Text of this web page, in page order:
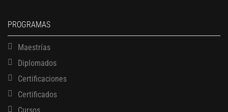
PROGRAMAS
Maestrías
Diplomados
Certificaciones
Certificados